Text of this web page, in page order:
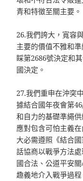
青和特徵至關主要。
26.我們誇大，寬容
主要的價值不雅和
睬第2686號決定和
國決定。
27.我們重申在沖突
據結合國年夜會第
和自力的基礎準繩
應對包含可怕主義
大必需遵照《結合
話協商以戰爭方法
國合法、公道平安
趣義地介入戰爭過